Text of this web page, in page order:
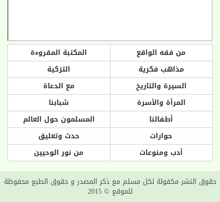
من فقه الواقع
المكتبة المقروءة
مذاهب فكرية
التزكية
السيرة والتاريخ
مع الدعاة
المرأة والأسرة
شبابنا
أطفالنا
المسلمون حول العالم
حوارات
حدث وتعليق
أدب ومنوعات
من نور الوحيين
حقوق النشر مكفولة لكل مسلم مع ذكر المصدر و حقوق الطبع محفوظة
للموقع © 2015